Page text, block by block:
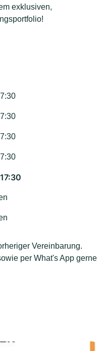
exklusiven,
Vereinbarung.
per What's App gerne